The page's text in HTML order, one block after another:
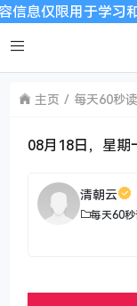
限用于学习和研
主页 每天60秒
08月18日，星期
清朝云
每天60